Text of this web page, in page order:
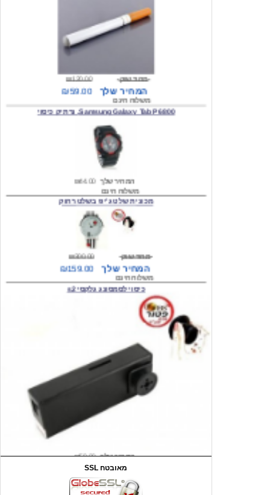
₪120.00
משלוח חינם
Samsung Galaxy Tab P6800, נרתיק כיסוי
המחיר שלך
משלוח חינם
₪300.00 מחיר שוק
₪159.00
כיסוי לסמסונג גלקסי s2
₪59.00
SSL מאובטח